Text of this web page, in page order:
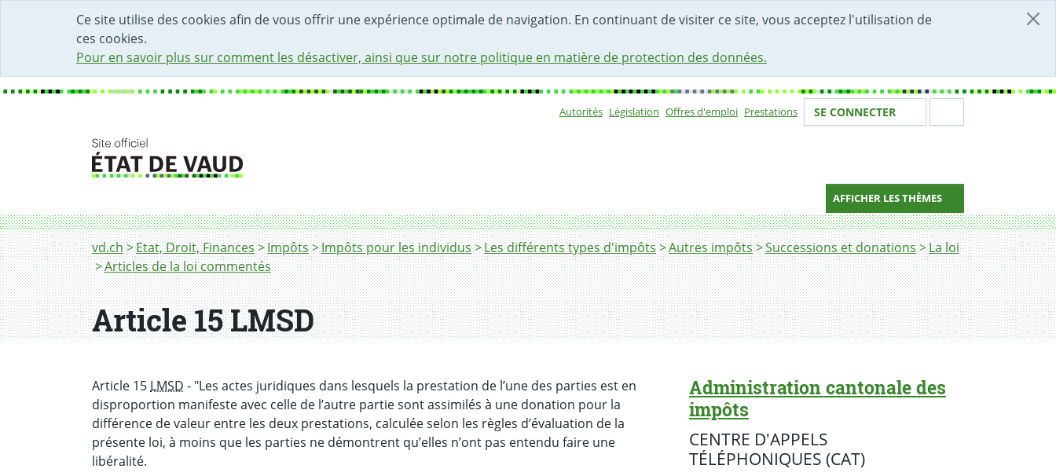
Ce site utilise des cookies afin de vous offrir une expérience optimale de navigation. En continuant de visiter ce site, vous acceptez l'utilisation de
ces cookies.
Pour en savoir plus sur comment les désactiver, ainsi que sur notre politique en matière de protection des données.
DÉBUT DU CONTENU DE LA PAGE
ACCÈS AU CHAMP DE RECHERCHE
PAGE D'ACCUEIL
FORMULAIRE DE CONTACT
Autorités Législation Offres d'emploi Prestations Votre identité
SE CONNECTER
AFFICHER LES THÈMES
Fil d'Ariane
vd.ch Etat, Droit, Finances Impôts Impôts pour les individus Les différents types d'impôts Autres impôts Successions et donations
La loi
Articles de la loi commentés
Article 15 LMSD
Article 15 LMSD
Article 15 LMSD - "Les actes juridiques dans lesquels la prestation de l’une des parties est en
disproportion manifeste avec celle de l’autre partie sont assimilés à une donation pour la
différence de valeur entre les deux prestations, calculée selon les règles d’évaluation de la
présente loi, à moins que les parties ne démontrent qu’elles n’ont pas entendu faire une
libéralité.
Administration cantonale des
impôts
CENTRE D'APPELS
TÉLÉPHONIQUES (CAT)